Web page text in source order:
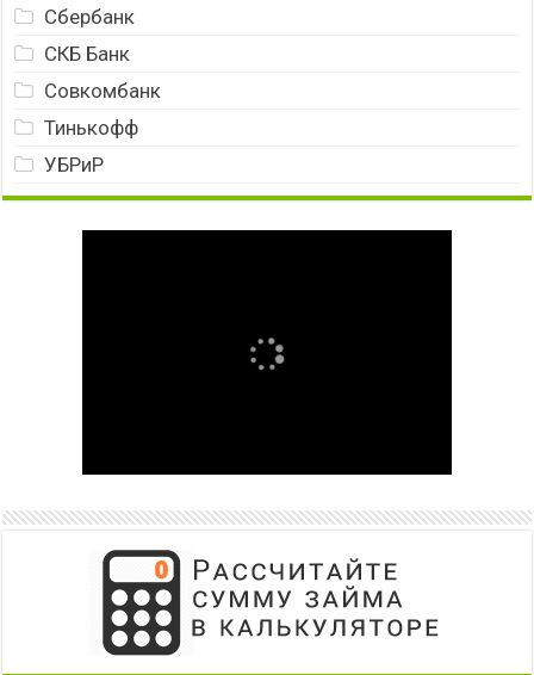
Сбербанк
СКБ Банк
Совкомбанк
Тинькофф
УБРиР